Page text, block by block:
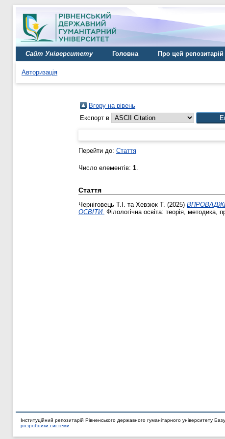
Сайт Університету Головна Про цей репозитарій
Авторизація
Вгору на рівень
Експорт в
Перейти до: Стаття
Число елементів: 1.
Стаття
Черніговець Т.І. та Хевзюк Т. (2025)
ОСВІТИ. Філологічна освіта: теорія, методика,
Інституційний репозитарій Рівненського державного гуманітарного університету
розробники системи